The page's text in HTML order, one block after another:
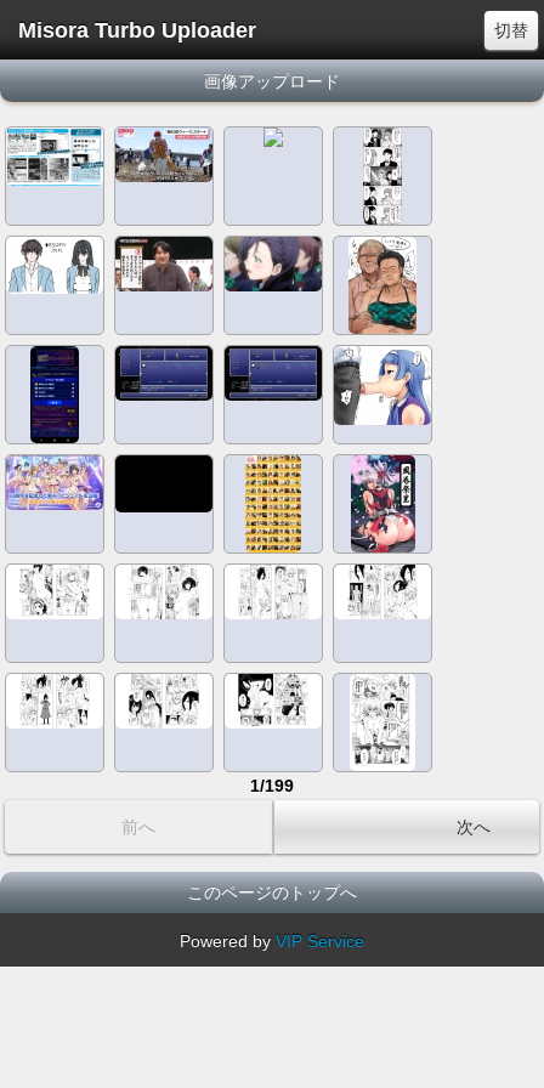
切替
Misora Turbo Uploader
画像アップロード
1/199
前へ 次へ
このページのトップへ
Powered by VIP Service